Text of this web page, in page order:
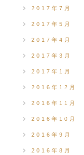
2017年7月
2017年5月
2017年4月
2017年3月
2017年1月
2016年12月
2016年11月
2016年10月
2016年9月
2016年8月